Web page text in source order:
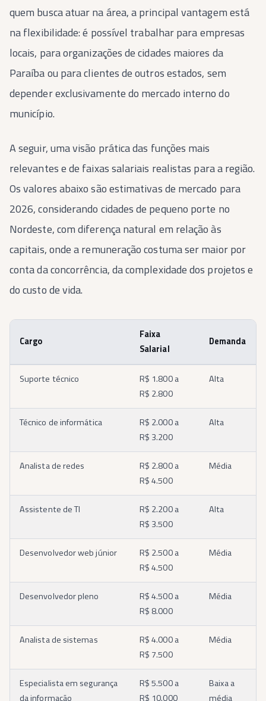
quem busca atuar na área, a principal vantagem está
na flexibilidade: é possível trabalhar para empresas
locais, para organizações de cidades maiores da
Paraíba ou para clientes de outros estados, sem
depender exclusivamente do mercado interno do
município.
A seguir, uma visão prática das funções mais
relevantes e de faixas salariais realistas para a região.
Os valores abaixo são estimativas de mercado para
2026, considerando cidades de pequeno porte no
Nordeste, com diferença natural em relação às
capitais, onde a remuneração costuma ser maior por
conta da concorrência, da complexidade dos projetos e
do custo de vida.
Cargo
Faixa
Salarial
Demanda
Suporte técnico
R$ 1.800 a
R$ 2.800
Alta
Técnico de informática
R$ 2.000 a
R$ 3.200
Alta
Analista de redes
R$ 2.800 a
R$ 4.500
Média
Assistente de TI
R$ 2.200 a
R$ 3.500
Alta
Desenvolvedor web júnior
R$ 2.500 a
R$ 4.500
Média
Desenvolvedor pleno
R$ 4.500 a
R$ 8.000
Média
Analista de sistemas
R$ 4.000 a
R$ 7.500
Média
Especialista em segurança
da informação
R$ 5.500 a
R$ 10.000
Baixa a
média